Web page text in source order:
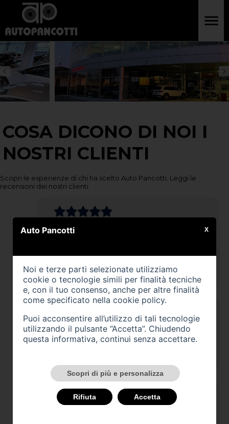
COSA DICONO DI NOI I
NOSTRI CLIENTI
Scopri le esperienze di chi ha scelto Auto Pancotti. Leggi le
recensioni dei nostri clienti
Ottima concessionaria con personale qualificato e
sempre l'auto per ogni tagliando e qualsiasi altra
Alex P.
Ha vetture nuove e di seconda mano, hanno a
disposizione tante vetture di più marche,
personale, OTTIMO
Auto Pancotti
Noi e terze parti selezionate utilizziamo
cookie o tecnologie simili per finalità tecniche
e, con il tuo consenso, anche per altre finalità
come specificato nella cookie policy.
Puoi acconsentire all’utilizzo di tali tecnologie
utilizzando il pulsante “Accetta”. Chiudendo
questa informativa, continui senza accettare.
Scopri di più e personalizza
Rifiuta Accetta
X